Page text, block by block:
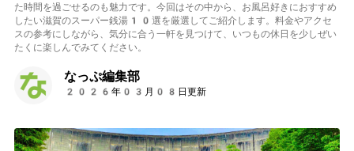
た時間を過ごせるのも魅力です。今回はその中から、お風呂好きにおすすめ
したい滋賀のスーパー銭湯10選を厳選してご紹介します。料金やアクセ
スの参考にしながら、気分に合う一軒を見つけて、いつもの休日を少しぜい
たくに楽しんでみてください。
なっぷ編集部
2026年03月08日更新